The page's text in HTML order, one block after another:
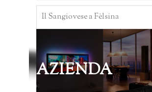
Il Sangiovese a Fèlsina
AZIENDA